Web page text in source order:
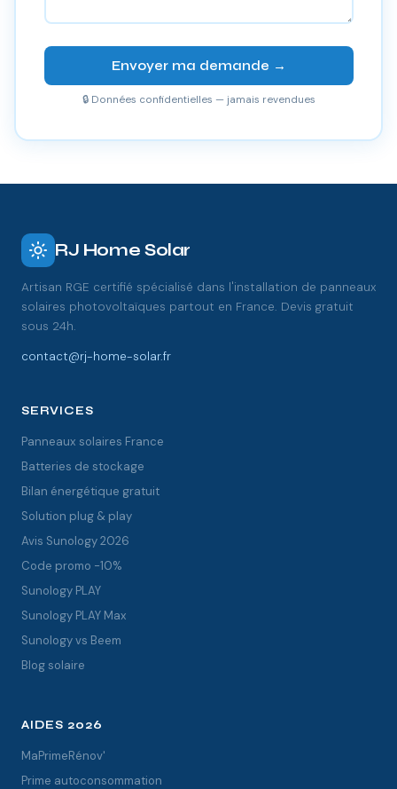
Envoyer ma demande →
🔒 Données confidentielles — jamais revendues
RJ Home Solar
Artisan RGE certifié spécialisé dans l'installation de panneaux
solaires photovoltaïques partout en France. Devis gratuit
sous 24h.
contact@rj-home-solar.fr
SERVICES
Panneaux solaires France
Batteries de stockage
Bilan énergétique gratuit
Solution plug & play
Avis Sunology 2026
Code promo -10%
Sunology PLAY
Sunology PLAY Max
Sunology vs Beem
Blog solaire
AIDES 2026
MaPrimeRénov'
Prime autoconsommation